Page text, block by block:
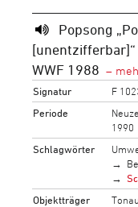
Popsong
WWF 1988
Signatur
F
Periode
1990
Schlagwörter
Objektträger